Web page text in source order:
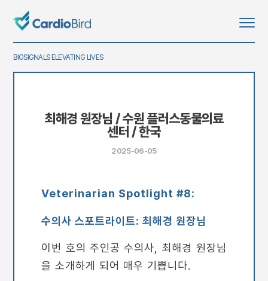
BIOSIGNALS ELEVATING LIVES
최해경 원장님 / 수원 플러스동물의료
센터 / 한국
2025-06-05
Veterinarian Spotlight #8:
수의사 스포트라이트: 최해경 원장님
이번 호의 주인공 수의사, 최해경 원장님
을 소개하게 되어 매우 기쁩니다.